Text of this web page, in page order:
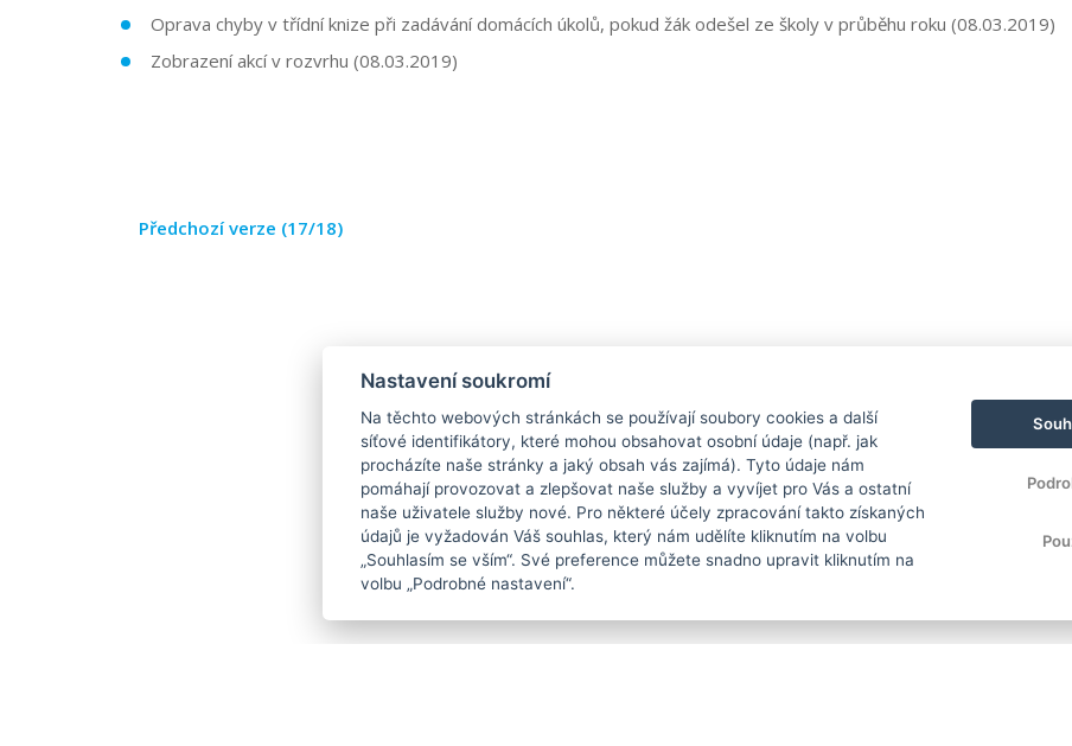
Oprava chyby v třídní knize při zadávání domácích úkolů, pokud žák odešel ze školy v průběhu roku (08.03.2019)
Zobrazení akcí v rozvrhu (08.03.2019)
Předchozí verze (17/18)
Nastavení soukromí
Na těchto webových stránkách se používají soubory cookies a další
síťové identifikátory, které mohou obsahovat osobní údaje (např. jak
procházíte naše stránky a jaký obsah vás zajímá). Tyto údaje nám
pomáhají provozovat a zlepšovat naše služby a vyvíjet pro Vás a ostatní
naše uživatele služby nové. Pro některé účely zpracování takto získaných
údajů je vyžadován Váš souhlas, který nám udělíte kliknutím na volbu
„Souhlasím se vším“. Své preference můžete snadno upravit kliknutím na
volbu „Podrobné nastavení“.